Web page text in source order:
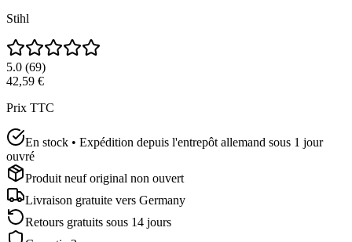
Stihl
5.0 (69)
42,59 €
Prix TTC
En stock • Expédition depuis l'entrepôt allemand sous 1 jour
ouvré
Produit neuf original non ouvert
Livraison gratuite vers Germany
Retours gratuits sous 14 jours